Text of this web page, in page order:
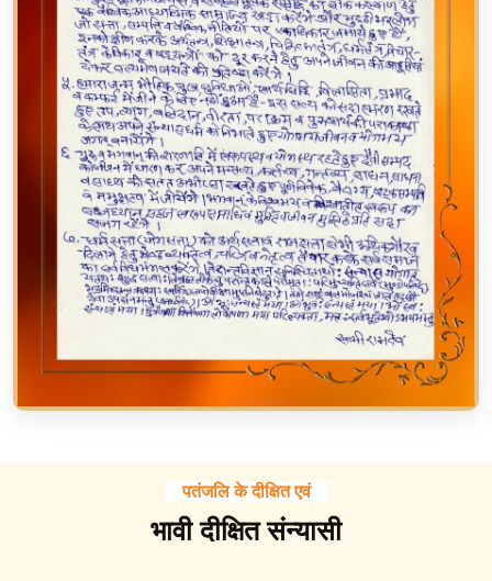
पतंजलि के दीक्षित एवं
भावी दीक्षित संन्यासी